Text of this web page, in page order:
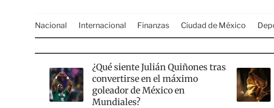
Nacional Internacional Finanzas Ciudad de México
¿Qué siente Julián Quiñones tras
convertirse en el máximo
goleador de México en
Mundiales?